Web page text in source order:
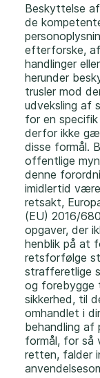
Beskyttelse
de
efterforske,
handlinger
herunder
trusler mod
udveksling af
for en
derfor ikke
disse formål.
offentlige
denne
imidlertid
retsakt,
(EU) 2016/
opgaver, der
henblik på at
retsforfølge
strafferetlige
og forebygge
sikkerhed, til
omhandlet i
behandling af
formål, for så
retten, falder